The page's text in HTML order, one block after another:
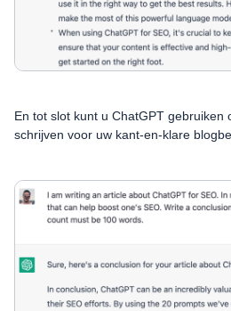
En tot slot kunt u ChatGPT gebruiken
schrijven voor uw kant-en-klare